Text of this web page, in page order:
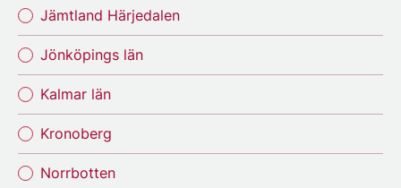
Jämtland Härjedalen
Jönköpings län
Kalmar län
Kronoberg
Norrbotten